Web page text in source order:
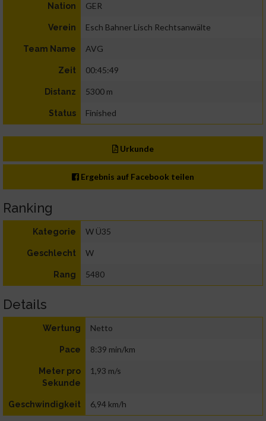
Nation GER
Verein Esch Bahner Lisch Rechtsanwälte
Team Name AVG
Zeit 00:45:49
Distanz 5300 m
Status Finished
Urkunde
Ergebnis auf Facebook teilen
Ranking
Kategorie W Ü35
Geschlecht W
Rang 5480
Details
Wertung Netto
Pace 8:39 min/km
Meter pro
Sekunde
1,93 m/s
Geschwindigkeit 6,94 km/h